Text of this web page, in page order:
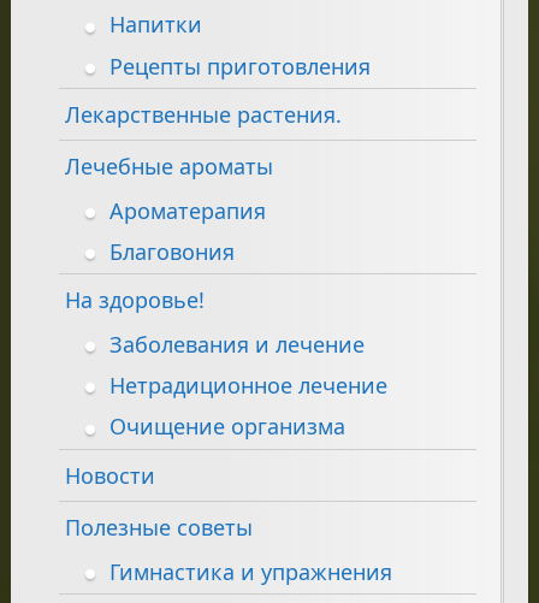
Напитки
Рецепты приготовления
Лекарственные растения.
Лечебные ароматы
Ароматерапия
Благовония
На здоровье!
Заболевания и лечение
Нетрадиционное лечение
Очищение организма
Новости
Полезные советы
Гимнастика и упражнения